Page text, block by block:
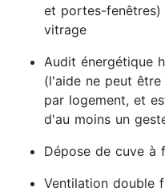
et portes-fenêtres)
vitrage
Audit énergétique
(l'aide ne peut être
par logement, et
d'au moins un
Dépose de cuve à
Ventilation double